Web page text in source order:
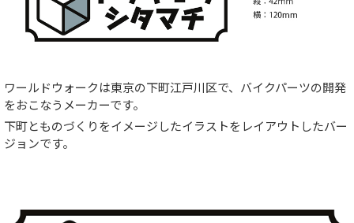
ワールドウォークは東京の下町江戸川区で、バイクパーツの開発
をおこなうメーカーです。
下町とものづくりをイメージしたイラストをレイアウトしたバー
ジョンです。